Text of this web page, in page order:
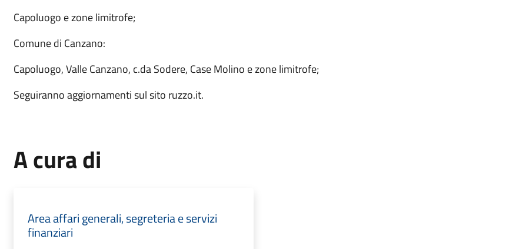
Capoluogo e zone limitrofe;
Comune di Canzano:
Capoluogo, Valle Canzano, c.da Sodere, Case Molino e zone limitrofe;
Seguiranno aggiornamenti sul sito ruzzo.it.
A cura di
Area affari generali, segreteria e servizi
finanziari